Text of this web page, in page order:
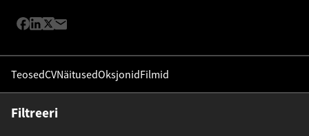
TeosedCVNäitusedOksjonidFilmid
Filtreeri